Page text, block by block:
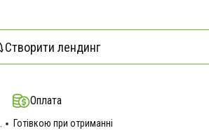
Створити лендинг
Оплата
Готівкою при отриманні